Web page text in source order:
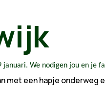
januari. We nodigen jou en je
met een hapje onderweg